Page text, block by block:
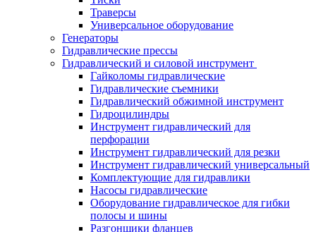
Траверсы
Универсальное оборудование
Генераторы
Гидравлические прессы
Гидравлический и силовой инструмент
Гайколомы гидравлические
Гидравлические съемники
Гидравлический обжимной инструмент
Гидроцилиндры
Инструмент гидравлический для
перфорации
Инструмент гидравлический для резки
Инструмент гидравлический универсальный
Комплектующие для гидравлики
Насосы гидравлические
Оборудование гидравлическое для гибки
полосы и шины
Разгонщики фланцев